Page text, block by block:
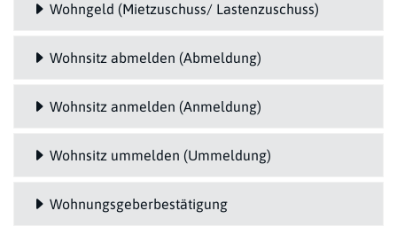
Wohngeld (Mietzuschuss/ Lastenzuschuss)
Wohnsitz abmelden (Abmeldung)
Wohnsitz anmelden (Anmeldung)
Wohnsitz ummelden (Ummeldung)
Wohnungsgeberbestätigung